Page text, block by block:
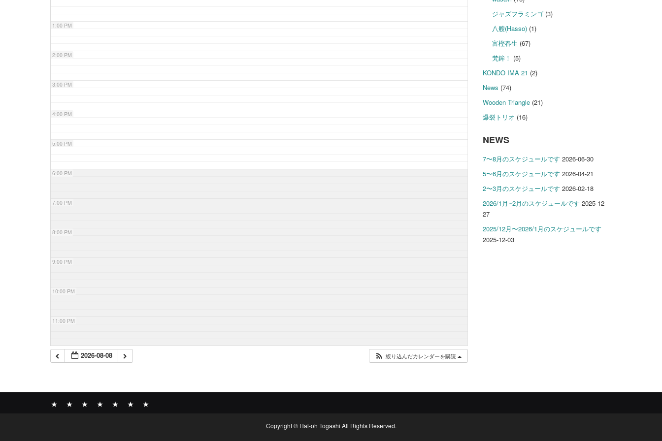
1:00 PM
2:00 PM
3:00 PM
4:00 PM
5:00 PM
6:00 PM
7:00 PM
8:00 PM
9:00 PM
10:00 PM
11:00 PM
2026-08-08 絞り込んだカレンダーを購読
ジャズフラミンゴ (3)
八艘(Hasso) (1)
富樫春生 (67)
梵鉾！ (5)
KONDO IMA 21 (2)
News (74)
Wooden Triangle(21)
爆裂トリオ (16)
NEWS
7〜8月のスケジュールです 2026-06-30
5〜6月のスケジュールです 2026-04-21
2〜3月のスケジュールです 2026-02-18
2026/1月~2月のスケジュールです 2025-12-
27
2025/12月〜2026/1月のスケジュールです
2025-12-03
Copyright © Hal-oh Togashi All Rights Reserved.